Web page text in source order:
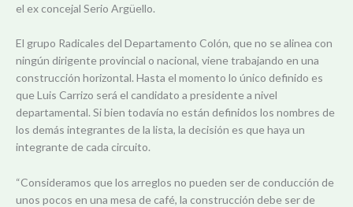
el ex concejal Serio Argüello.
El grupo Radicales del Departamento Colón, que no se alinea con
ningún dirigente provincial o nacional, viene trabajando en una
construcción horizontal. Hasta el momento lo único definido es
que Luis Carrizo será el candidato a presidente a nivel
departamental. Si bien todavía no están definidos los nombres de
los demás integrantes de la lista, la decisión es que haya un
integrante de cada circuito.
“Consideramos que los arreglos no pueden ser de conducción de
unos pocos en una mesa de café, la construcción debe ser de